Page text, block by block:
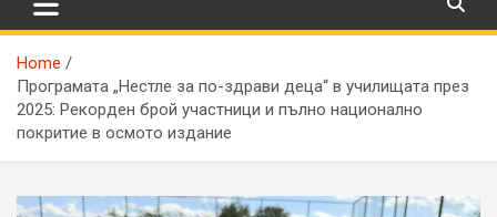
Home
Програмата „Нестле за по-здрави деца“ в училищата през
2025: Рекорден брой участници и пълно национално
покритие в осмото издание